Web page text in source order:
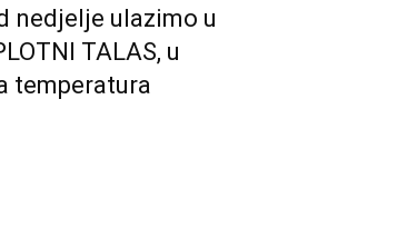
nedjelje ulazimo u
TALAS, u
temperatura